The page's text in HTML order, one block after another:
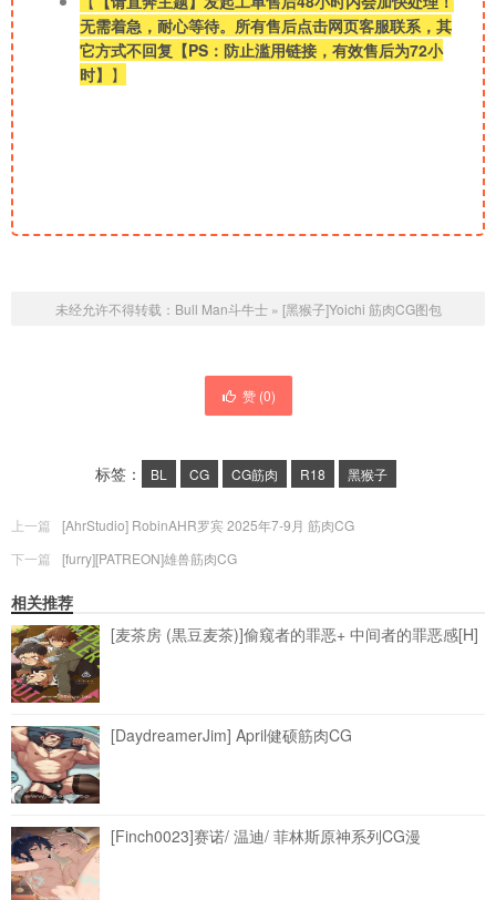
无需着急，耐心等待。所有售后点击网页客服联系，其
它方式不回复【PS：防止滥用链接，有效售后为72小
时】 】
未经允许不得转载： Bull Man斗牛士» [黑猴子]Yoichi 筋肉CG图包
赞 (0)
标签： BL CG CG筋肉 R18 黑猴子
上一篇
[AhrStudio] RobinAHR罗宾 2025年7-9月 筋肉CG
下一篇
[furry][PATREON]雄兽筋肉CG
相关推荐
[麦茶房 (黒豆麦茶)]偷窥者的罪恶+ 中间者的罪恶感[H]
[DaydreamerJim] April健硕筋肉CG
[Finch0023]赛诺/ 温迪/ 菲林斯原神系列CG漫